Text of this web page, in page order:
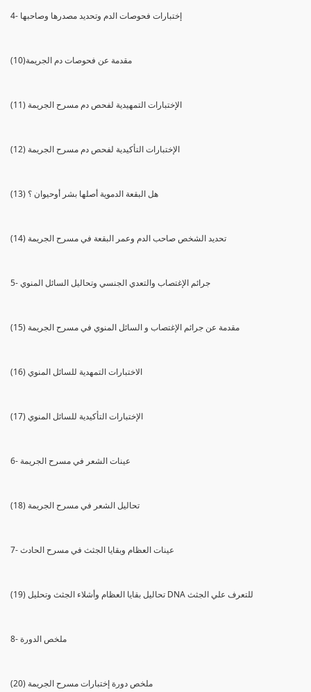
4- إختبارات فحوصات الدم وتحديد مصدرها وصاحبها
(10)مقدمة عن فحوصات دم الجريمة
(11) الإختبارات التمهيدية لفحص دم مسرح الجريمة
(12) الإختبارات التأكيدية لفحص دم مسرح الجريمة
(13) هل البقعة الدموية أصلها بشر أوحيوان ؟
(14) تحديد الشخص صاحب الدم وعمر البقعة في مسرح الجريمة
5- جرائم الإغتصاب والتعدي الجنسي وتحاليل السائل المنوي
(15) مقدمة عن جرائم الإغتصاب و السائل المنوي في مسرح الجريمة
(16) الاختبارات التمهدية للسائل المنوي
(17) الإختبارات التأكيدية للسائل المنوي
6- عينات الشعر في مسرح الجريمة
(18) تحاليل الشعر في مسرح الجريمة
7- عينات العظام وبقايا الجثث في مسرح الحادث
(19) تحاليل بقايا العظام وأشلاء الجثث وتحليل DNA للتعرف علي الجثث
8- ملخص الدورة
(20) ملخص دورة إختبارات مسرح الجريمة